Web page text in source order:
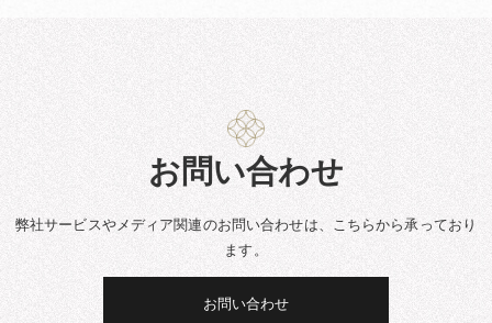
お問い合わせ
弊社サービスやメディア関連のお問い合わせは、こちらから承っており
ます。
お問い合わせ